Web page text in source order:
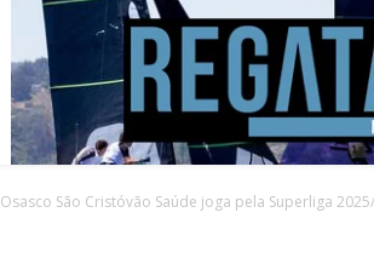
Osasco São Cristóvão Saúde joga pela Superliga